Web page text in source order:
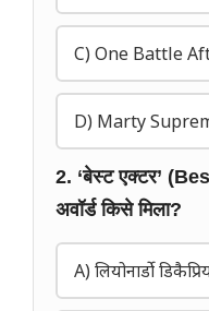
C) One Battle
D) Marty
2. ‘बेस्ट एक्टर’
अवॉर्ड किसे मिला?
A) लियोनार्डो